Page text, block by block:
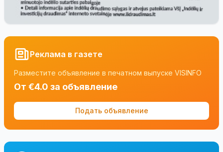
Реклама в газете
Разместите объявление в печатном выпуске VISINFO
От €4.0 за объявление
Подать объявление